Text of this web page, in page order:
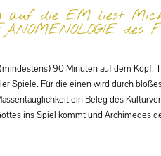
auf die EM liest
des
90 Minuten auf dem Kopf.
Spiele. Für die einen wird durch
ein Beleg des
ins Spiel kommt und Archimedes